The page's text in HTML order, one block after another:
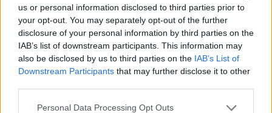
us or personal information disclosed to third parties prior to
your opt-out. You may separately opt-out of the further
disclosure of your personal information by third parties on the
IAB’s list of downstream participants. This information may
also be disclosed by us to third parties on the IAB’s List of
Downstream Participants that may further disclose it to other
Please note that this website/app uses one or more Google
Personal Data Processing Opt Outs